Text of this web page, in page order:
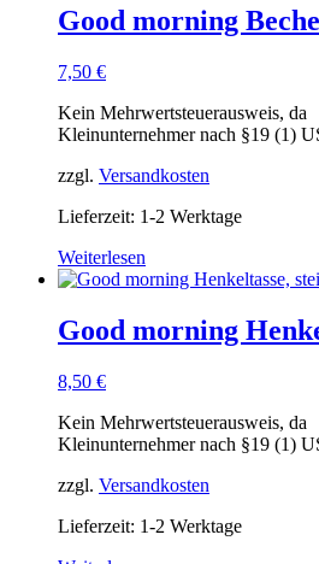
Good morning
7,50 €
Kein Mehrwertsteuerausweis, da
Kleinunternehmer nach §19 (1)
zzgl. Versandkosten
Lieferzeit: 1-2 Werktage
Weiterlesen
Good morning
8,50 €
Kein Mehrwertsteuerausweis, da
Kleinunternehmer nach §19 (1)
zzgl. Versandkosten
Lieferzeit: 1-2 Werktage